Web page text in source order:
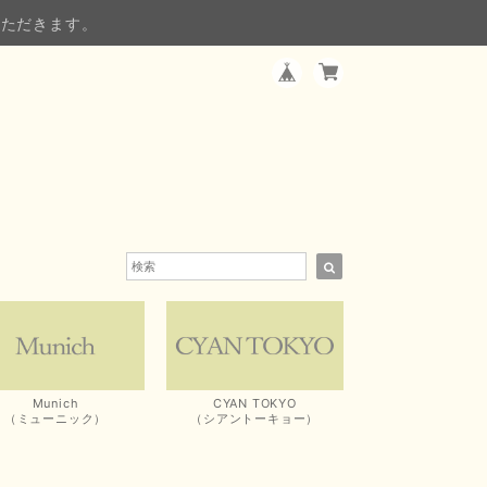
だきます。
Munich
（ミューニック）
CYAN TOKYO
（シアントーキョー）